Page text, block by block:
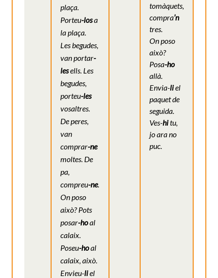
plaça.
Porteu-losa
la plaça.
Les begudes,
van portar-
lesells. Les
begudes,
porteu-les
vosaltres.
De peres,
van
comprar-ne
moltes. De
pa,
compreu-ne.
On poso
això? Pots
posar-hoal
calaix.
Poseu-hoal
calaix, això.
Envieu-liel
tomàquets,
compra’n
tres.
On poso
això?
Posa-ho
allà.
Envia-liel
paquet de
seguida.
Ves-hitu,
jo ara no
puc.